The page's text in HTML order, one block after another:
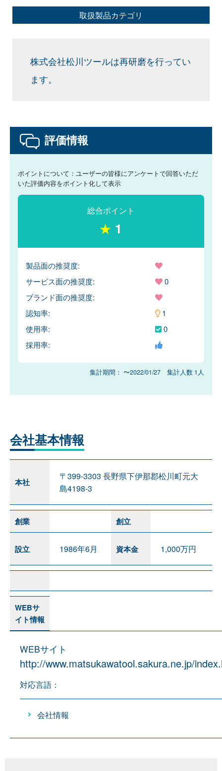
取扱製品カテゴリ
株式会社松川ツールは再研磨を行ってい
ます。
評価情報
ポイントについて：ユーザーの皆様にアンケートで回答いただ
いた評価内容をポイント化して表示
総合ポイント
★ 1
製品面の推奨度:
サービス面の推奨度:
ブランド面の推奨度:
0
認知率:
使用率:
採用率:
1
0
集計期間： 〜2022/01/27 集計人数 1人
会社基本情報
本社
〒399-3303 長野県下伊那郡松川町元大
島4198-3
創業 創立
設立 1986年6月 資本金 1,000万円
WEBサ
イト情報
WEBサイト
http://www.matsukawatool.sakura.ne.jp/
対応言語：
会社情報